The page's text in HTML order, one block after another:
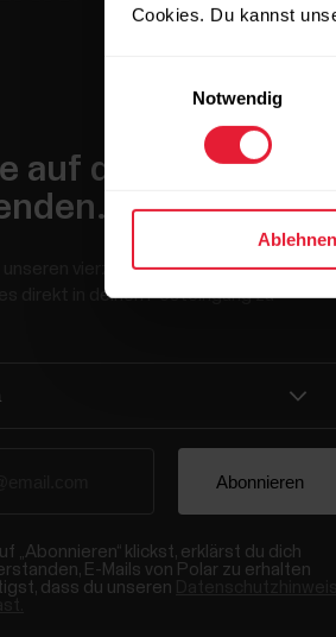
Cookies. Du kannst
Notwendig
Ablehnen
auf dem
unseren vierzehntägigen Newsletter, um
direkt in deinen Posteingang zu
„Abonnieren“ klickst, erklärst du dich
E-Mails von Polar zu erhalten
dass du unseren